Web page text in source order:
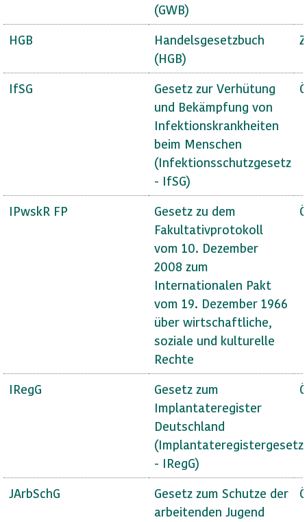
(GWB)
HGB
Handelsgesetzbuch
(HGB)
IfSG
Gesetz zur Verhütung
und Bekämpfung von
Infektionskrankheiten
beim Menschen
(Infektionsschutzgesetz
- IfSG)
IPwskR FP
Gesetz zu dem
Fakultativprotokoll
vom 10. Dezember
2008 zum
Internationalen Pakt
vom 19. Dezember 1966
über wirtschaftliche,
soziale und kulturelle
Rechte
IRegG
Gesetz zum
Implantateregister
Deutschland
(Implantateregistergesetz
- IRegG)
JArbSchG
Gesetz zum Schutze der
arbeitenden Jugend